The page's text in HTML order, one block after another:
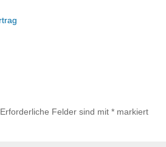
Erforderliche Felder sind mit* markiert